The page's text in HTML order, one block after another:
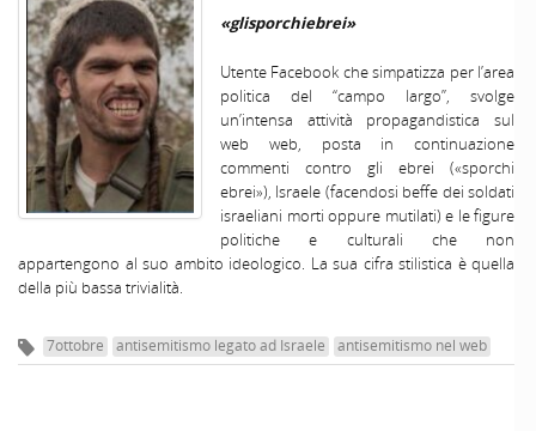
«glisporchiebrei»
Utente Facebook che simpatizza per l’area
politica del “campo largo”, svolge
un’intensa attività propagandistica sul
web web, posta in continuazione
commenti contro gli ebrei («sporchi
ebrei»), Israele (facendosi beffe dei soldati
israeliani morti oppure mutilati) e le figure
politiche e culturali che non
appartengono al suo ambito ideologico. La sua cifra stilistica è quella
della più bassa trivialità.
7ottobre antisemitismo legato ad Israele antisemitismo nel web